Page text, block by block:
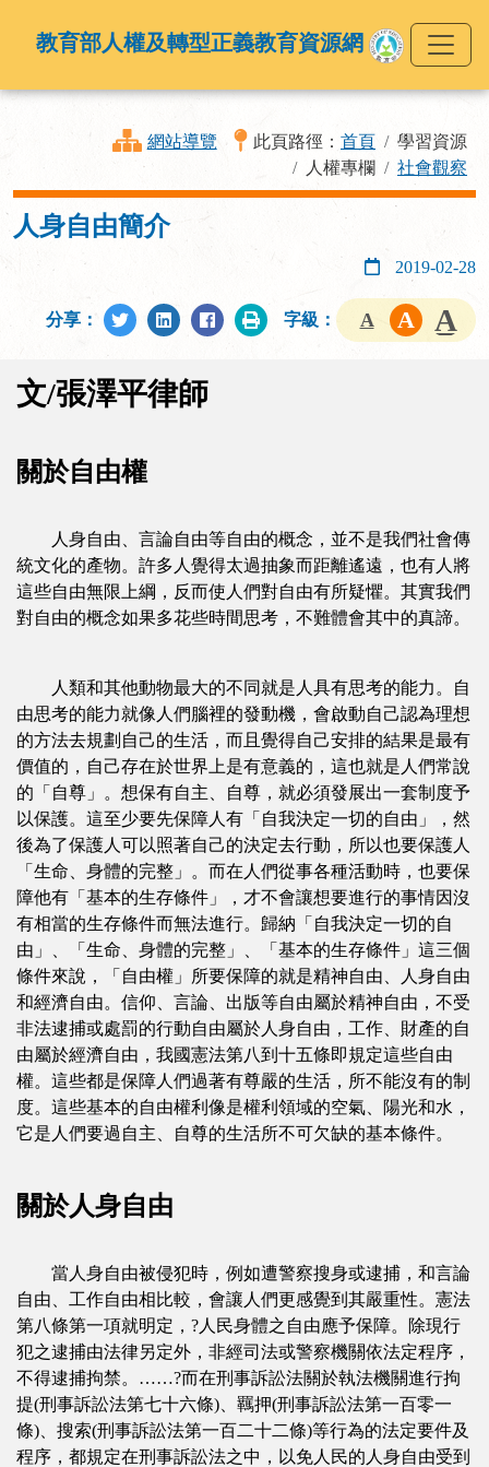
教育部人權及轉型正義教育資源網
網站導覽 此頁路徑： 首頁
學習資源
人權專欄
社會觀察
人身自由簡介
2019-02-28
分享： 字級：
文/張澤平律師
關於自由權
人身自由、言論自由等自由的概念，並不是我們社會傳
統文化的產物。許多人覺得太過抽象而距離遙遠，也有人將
這些自由無限上綱，反而使人們對自由有所疑懼。其實我們
對自由的概念如果多花些時間思考，不難體會其中的真諦。
人類和其他動物最大的不同就是人具有思考的能力。自
由思考的能力就像人們腦裡的發動機，會啟動自己認為理想
的方法去規劃自己的生活，而且覺得自己安排的結果是最有
價值的，自己存在於世界上是有意義的，這也就是人們常說
的「自尊」。想保有自主、自尊，就必須發展出一套制度予
以保護。這至少要先保障人有「自我決定一切的自由」，然
後為了保護人可以照著自己的決定去行動，所以也要保護人
「生命、身體的完整」。而在人們從事各種活動時，也要保
障他有「基本的生存條件」，才不會讓想要進行的事情因沒
有相當的生存條件而無法進行。歸納「自我決定一切的自
由」、「生命、身體的完整」、「基本的生存條件」這三個
條件來說，「自由權」所要保障的就是精神自由、人身自由
和經濟自由。信仰、言論、出版等自由屬於精神自由，不受
非法逮捕或處罰的行動自由屬於人身自由，工作、財產的自
由屬於經濟自由，我國憲法第八到十五條即規定這些自由
權。這些都是保障人們過著有尊嚴的生活，所不能沒有的制
度。這些基本的自由權利像是權利領域的空氣、陽光和水，
它是人們要過自主、自尊的生活所不可欠缺的基本條件。
關於人身自由
當人身自由被侵犯時，例如遭警察搜身或逮捕，和言論
自由、工作自由相比較，會讓人們更感覺到其嚴重性。憲法
第八條第一項就明定，?人民身體之自由應予保障。除現行
犯之逮捕由法律另定外，非經司法或警察機關依法定程序，
不得逮捕拘禁。……?而在刑事訴訟法關於執法機關進行拘
提(刑事訴訟法第七十六條)、羈押(刑事訴訟法第一百零一
條)、搜索(刑事訴訟法第一百二十二條)等行為的法定要件及
程序，都規定在刑事訴訟法之中，以免人民的人身自由受到